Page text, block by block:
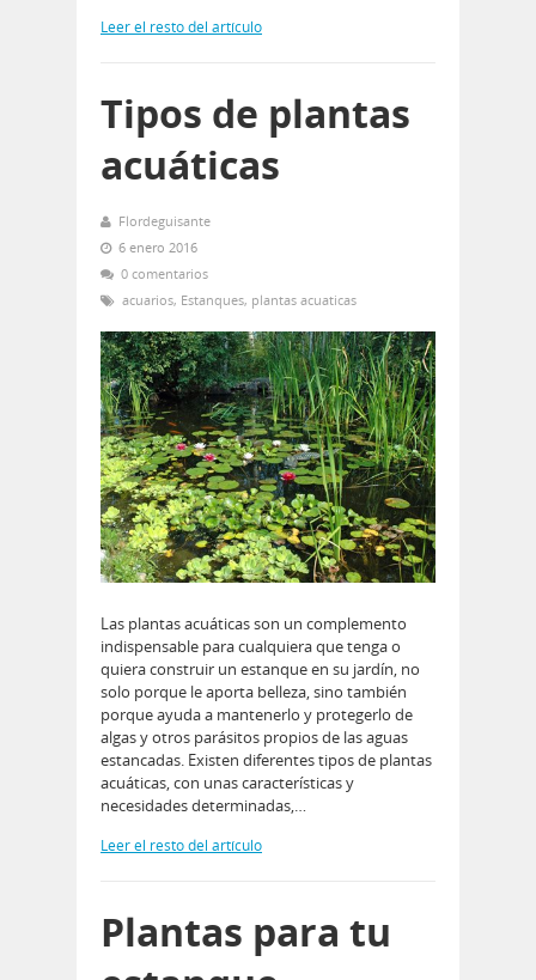
Leer el resto del artículo
Tipos de plantas
acuáticas
Flordeguisante
6 enero 2016
0 comentarios
acuarios, Estanques, plantas acuaticas
Las plantas acuáticas son un complemento
indispensable para cualquiera que tenga o
quiera construir un estanque en su jardín, no
solo porque le aporta belleza, sino también
porque ayuda a mantenerlo y protegerlo de
algas y otros parásitos propios de las aguas
estancadas. Existen diferentes tipos de plantas
acuáticas, con unas características y
necesidades determinadas,…
Leer el resto del artículo
Plantas para tu